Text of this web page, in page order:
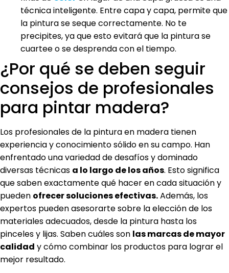
técnica inteligente. Entre capa y capa, permite que
la pintura se seque correctamente. No te
precipites, ya que esto evitará que la pintura se
cuartee o se desprenda con el tiempo.
¿Por qué se deben seguir
consejos de profesionales
para pintar madera?
Los profesionales de la pintura en madera tienen
experiencia y conocimiento sólido en su campo. Han
enfrentado una variedad de desafíos y dominado
diversas técnicas a lo largo de los años. Esto significa
que saben exactamente qué hacer en cada situación y
pueden ofrecer soluciones efectivas.Además, los
expertos pueden asesorarte sobre la elección de los
materiales adecuados, desde la pintura hasta los
pinceles y lijas. Saben cuáles son las marcas de mayor
calidad y cómo combinar los productos para lograr el
mejor resultado.